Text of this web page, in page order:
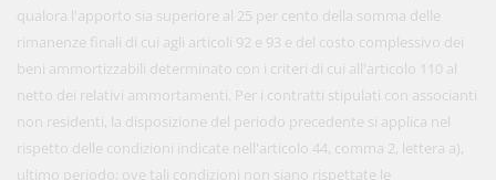
qualora l'apporto sia superiore al 25 per cento della somma delle
rimanenze finali di cui agli articoli 92 e 93 e del costo complessivo dei
beni ammortizzabili determinato con i criteri di cui all'articolo 110 al
netto dei relativi ammortamenti. Per i contratti stipulati con associanti
non residenti, la disposizione del periodo precedente si applica nel
rispetto delle condizioni indicate nell'articolo 44, comma 2, lettera a),
ultimo periodo; ove tali condizioni non siano rispettate le